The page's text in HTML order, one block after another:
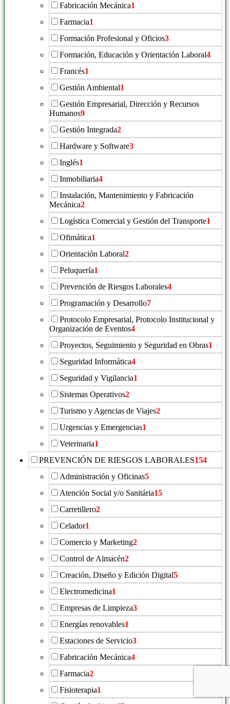
Fabricación Mecánica1
Farmacia1
Formación Profesional y Oficios3
Formación, Educación y Orientación Laboral4
Francés1
Gestión Ambiental1
Gestión Empresarial, Dirección y Recursos
Humanos9
Gestión Integrada2
Hardware y Software3
Inglés1
Inmobiliaria4
Instalación, Mantenimiento y Fabricación
Mecánica2
Logística Comercial y Gestión del Transporte1
Ofimática1
Orientación Laboral2
Peluquería1
Prevención de Riesgos Laborales4
Programación y Desarrollo7
Protocolo Empresarial, Protocolo Institucional y
Organización de Eventos4
Proyectos, Seguimiento y Seguridad en Obras1
Seguridad Informática4
Seguridad y Vigilancia1
Sistemas Operativos2
Turismo y Agencias de Viajes2
Urgencias y Emergencias1
Veterinaria1
PREVENCIÓN DE RIESGOS LABORALES154
Administración y Oficinas5
Atención Social y/o Sanitária15
Carretillero2
Celador1
Comercio y Marketing2
Control de Almacén2
Creación, Diseño y Edición Digital5
Electromedicina1
Empresas de Limpieza3
Energías renovables1
Estaciones de Servicio3
Fabricación Mecánica4
Farmacia2
Fisioterapia1